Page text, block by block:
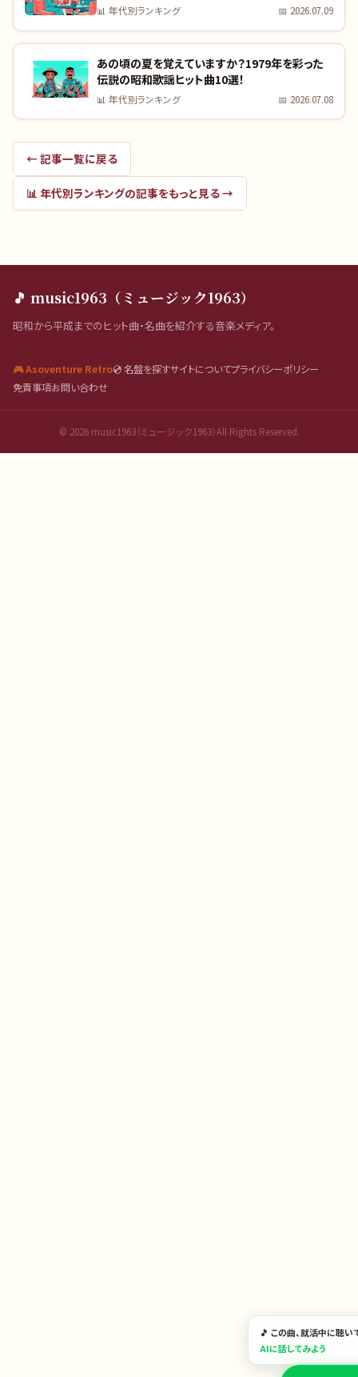
📊 年代別ランキング 📅 2026.07.09
あの頃の夏を覚えていますか？1979年を彩った
伝説の昭和歌謡ヒット曲10選！
📊 年代別ランキング 📅 2026.07.08
← 記事一覧に戻る
📊 年代別ランキングの記事をもっと見る →
🎵 music1963（ミュージック1963）
昭和から平成までのヒット曲・名曲を紹介する音楽メディア。
🎮 Asoventure Retro💿 名盤を探すサイトについてプライバシーポリシー
免責事項お問い合わせ
© 2026music1963（ミュージック1963）All Rights Reserved.
🎵 この曲、就活中に聴い
AIに話してみよう